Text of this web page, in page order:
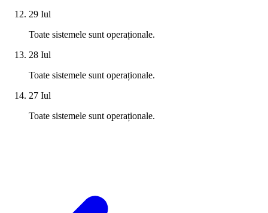
29 Iul
Toate sistemele sunt operaționale.
28 Iul
Toate sistemele sunt operaționale.
27 Iul
Toate sistemele sunt operaționale.